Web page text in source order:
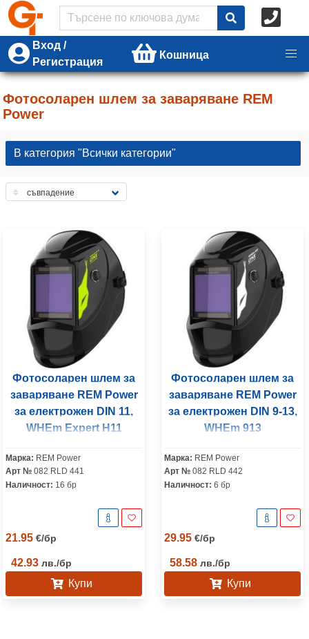
Вход /
Регистрация
Кошница
Фотосоларен шлем за заваряване REM
Power
В категория "Всички категории"
Фотосоларен шлем за
заваряване REM Power
за електрожен DIN 11,
WHEm Еxpert H11
Марка: REM Power
Арт № 082 RLD 441
Наличност: 16 бр
21.95 €/бр
42.93 лв./бр
Купи
Фотосоларен шлем за
заваряване REM Power
за електрожен DIN 9-13,
WHEm 913
Марка: REM Power
Арт № 082 RLD 442
Наличност: 6 бр
29.95 €/бр
58.58 лв./бр
Купи